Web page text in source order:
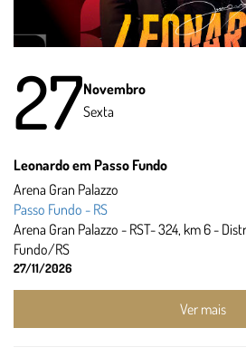
27Novembro
Sexta
Leonardo em Passo Fundo
Arena Gran Palazzo
Passo Fundo - RS
Arena Gran Palazzo - RST- 324, km 6 -
Fundo/RS
27/11/2026
Ver mais